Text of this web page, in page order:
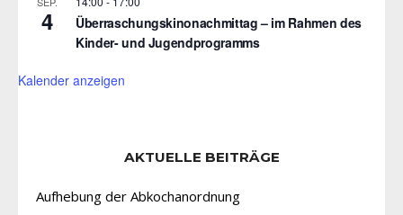
4
Überraschungskinonachmittag – im Rahmen des
Kinder- und Jugendprogramms
Kalender anzeigen
AKTUELLE BEITRÄGE
Aufhebung der Abkochanordnung